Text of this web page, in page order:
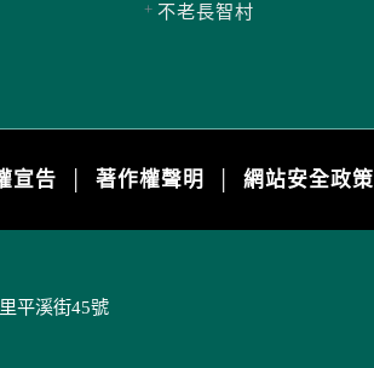
不老長智村
宣告 著作權聲明 網站安全政策
平溪街45號